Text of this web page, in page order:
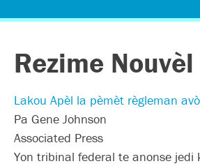
Rezime
Lakou Apèl la pèmèt règleman
Pa Gene Johnson
Associated Press
Yon tribinal federal te anonse